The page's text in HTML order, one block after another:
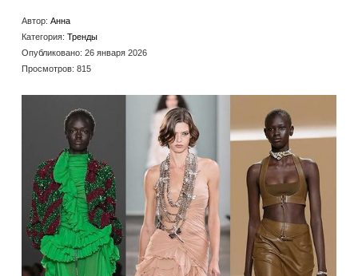
Автор: Анна
Категория: Тренды
Опубликовано: 26 января 2026
Просмотров: 815